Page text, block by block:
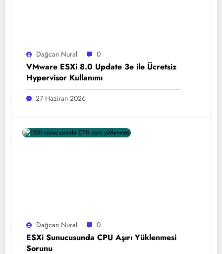
Dağcan Nural 0
VMware ESXi 8.0 Update 3e ile Ücretsiz
Hypervisor Kullanımı
27 Haziran 2026
Dağcan Nural 0
ESXi Sunucusunda CPU Aşırı Yüklenmesi
Sorunu